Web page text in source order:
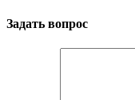
Задать вопрос